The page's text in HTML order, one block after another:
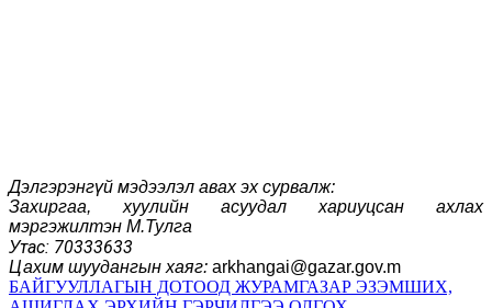
Дэлгэрэнгүй мэдээлэл авах эх сурвалж:
Захиргаа, хуулийн асуудал хариуцсан ахлах
мэргэжилтэн М.Тулга
Утас: 70333633
Цахим шуудангын хаяг: arkhangai@gazar.gov.m
БАЙГУУЛЛАГЫН ДОТООД ЖУРАМГАЗАР ЭЗЭМШИХ,